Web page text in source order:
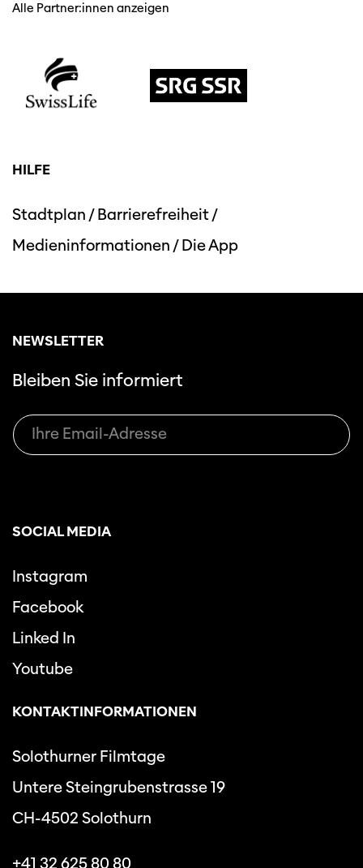
Diese Seite wird mit Internet Explorer
Alle Partner:innen anzeigen
HILFE
Stadtplan /Barrierefreiheit/
Medieninformationen /Die App
NEWSLETTER
Bleiben Sie informiert
SOCIAL MEDIA
Instagram
Facebook
Linked In
Youtube
KONTAKTINFORMATIONEN
Solothurner Filmtage
Untere Steingrubenstrasse 19
CH-4502 Solothurn
+41 32 625 80 80